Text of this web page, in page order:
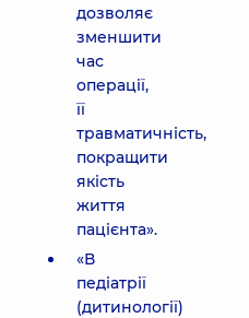
дозволяє
зменшити
час
операції,
її
травматичність,
покращити
якість
життя
пацієнта».
«В
педіатрії
(дитинології)